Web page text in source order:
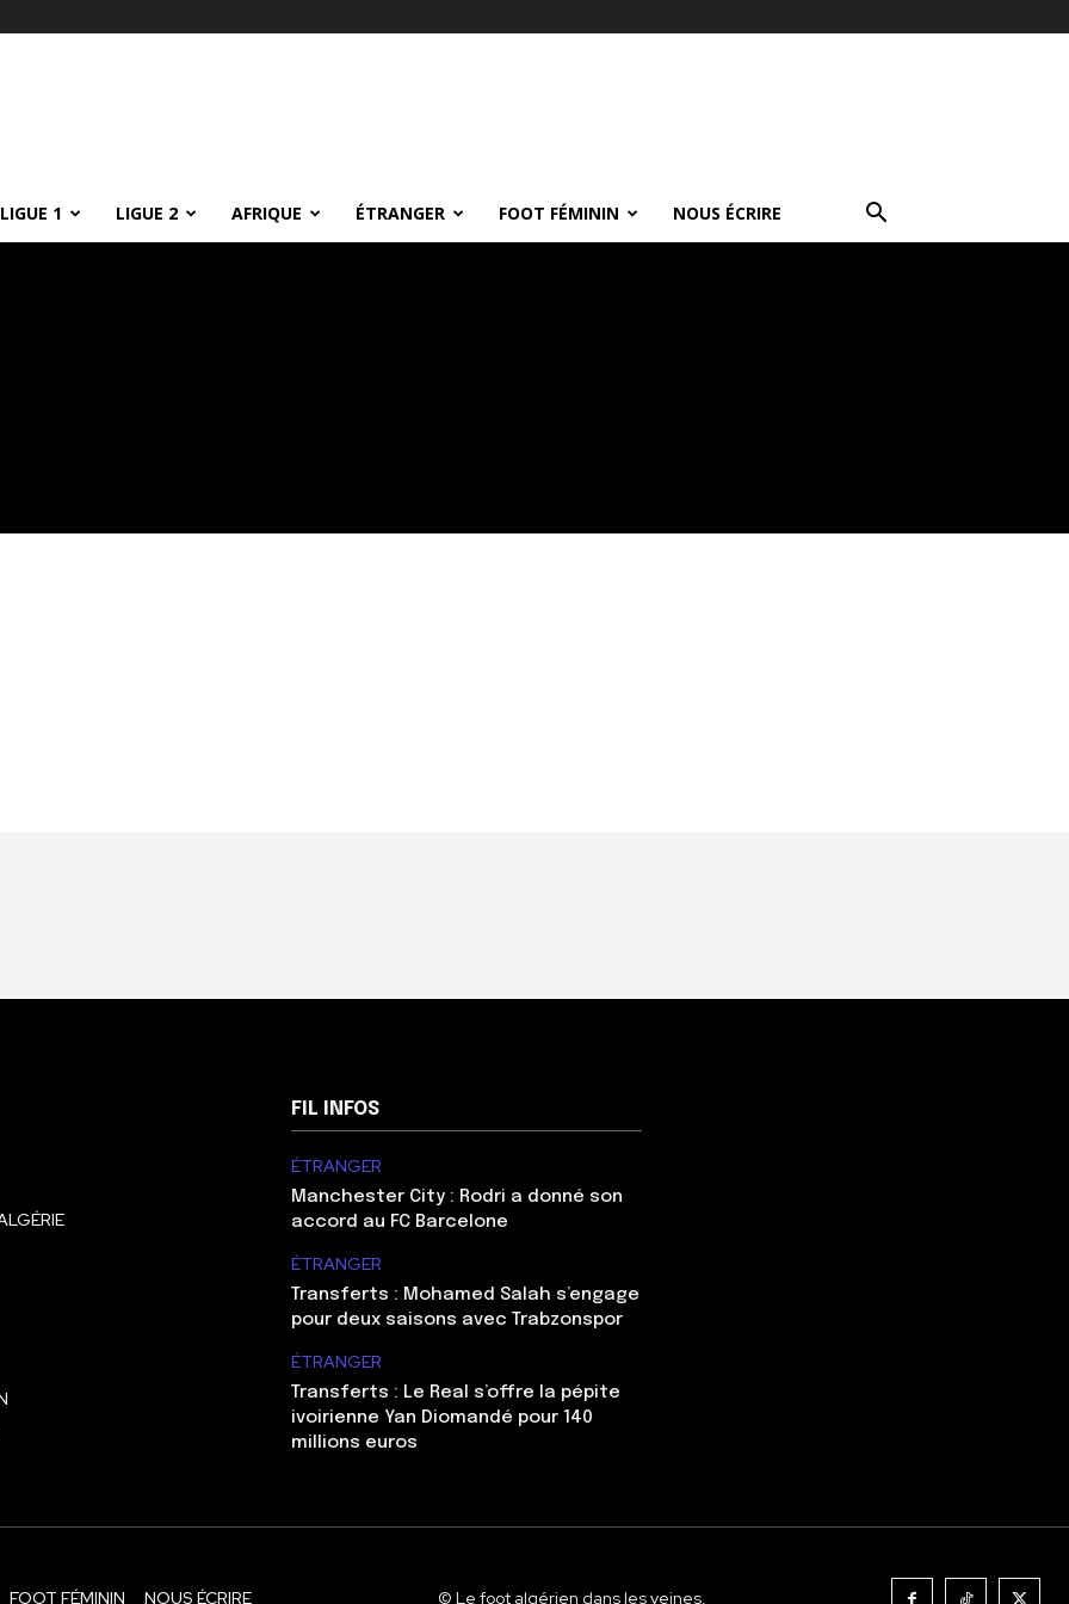
LIGUE 1 LIGUE 2 AFRIQUE ÉTRANGER FOOT FÉMININ NOUS ÉCRIRE
FIL INFOS
ÉTRANGER
Manchester City : Rodri a donné son
accord au FC Barcelone
ÉTRANGER
Transferts : Mohamed Salah s’engage
pour deux saisons avec Trabzonspor
ÉTRANGER
Transferts : Le Real s’offre la pépite
ivoirienne Yan Diomandé pour 140
millions euros
FOOT FÉMININ NOUS ÉCRIRE © Le foot algérien dans les veines.